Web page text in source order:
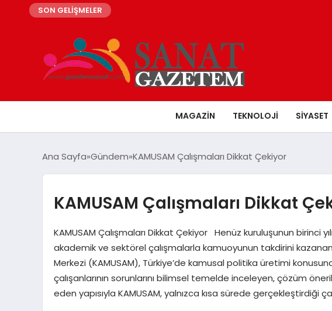
SON GELİŞMELER
MAGAZIN TEKNOLOJI SIYASET
Ana Sayfa Gündem KAMUSAM Çalışmaları Dikkat Çekiyor
KAMUSAM Çalışmaları Dikkat
KAMUSAM Çalışmaları Dikkat Çekiyor Henüz kuruluşunun birinci
akademik ve sektörel çalışmalarla kamuoyunun takdirini
Merkezi (KAMUSAM), Türkiye’de kamusal politika üretimi
çalışanlarının sorunlarını bilimsel temelde inceleyen, çözüm
eden yapısıyla KAMUSAM, yalnızca kısa sürede gerçekleştirdiği